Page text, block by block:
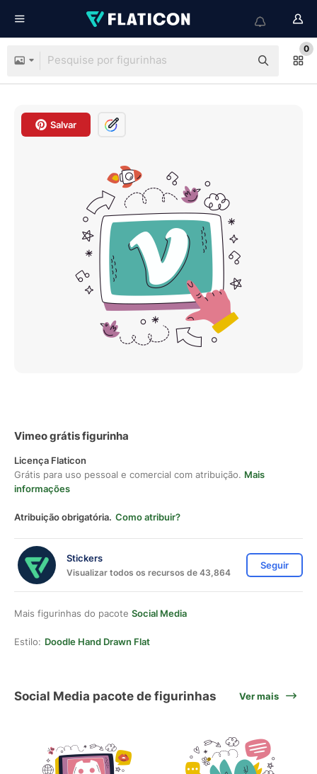
0
Salvar
Vimeo grátis figurinha
Licença Flaticon
Grátis para uso pessoal e comercial com atribuição. Mais
informações
Atribuição obrigatória. Como atribuir?
Stickers
Visualizar todos os recursos de 43,864
Seguir
Mais figurinhas do pacote Social Media
Estilo: Doodle Hand Drawn Flat
Social Media pacote de figurinhas Ver mais